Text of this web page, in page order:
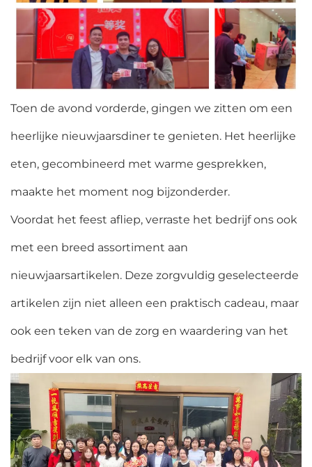
Toen de avond vorderde, gingen we zitten om een
heerlijke nieuwjaarsdiner te genieten. Het heerlijke
eten, gecombineerd met warme gesprekken,
maakte het moment nog bijzonderder.
Voordat het feest afliep, verraste het bedrijf ons ook
met een breed assortiment aan
nieuwjaarsartikelen. Deze zorgvuldig geselecteerde
artikelen zijn niet alleen een praktisch cadeau, maar
ook een teken van de zorg en waardering van het
bedrijf voor elk van ons.